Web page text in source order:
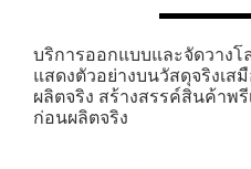
บริการออกแบบและจัดวาง
แสดงตัวอย่างบนวัสดุจริงเ
ผลิตจริง สร้างสรรค์สินค้าพ
ก่อนผลิตจริง